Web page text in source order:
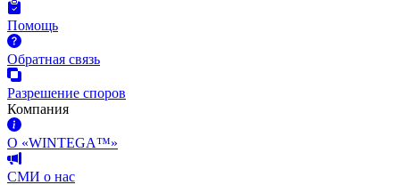
Помощь
Обратная связь
Разрешение споров
Компания
О «WINTEGA™»
СМИ о нас